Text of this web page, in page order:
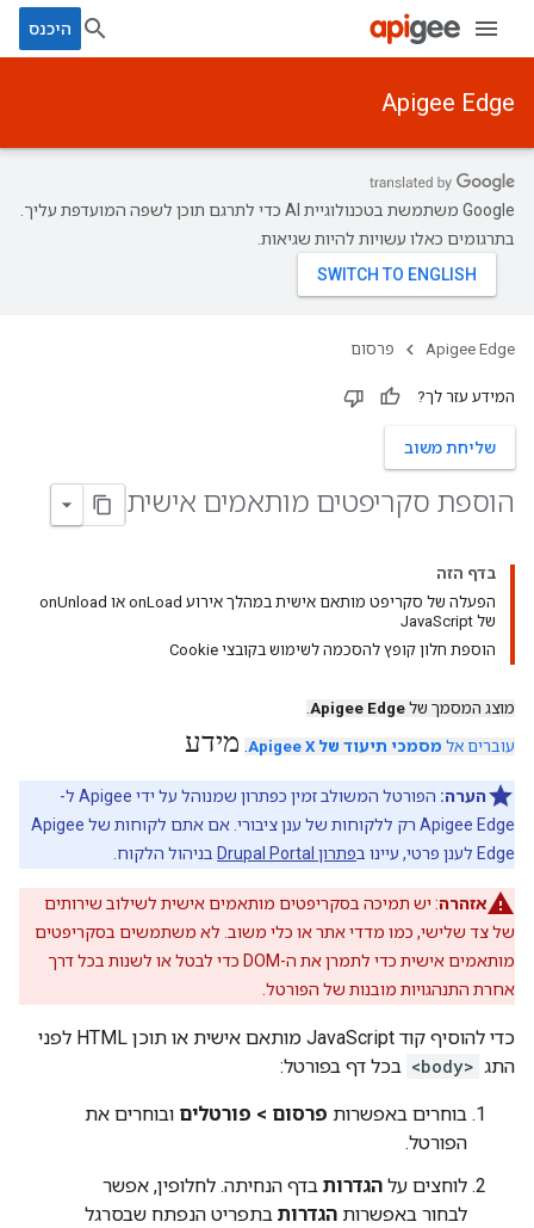
היכנס
Apigee Edge
‫Google משתמשת בטכנולוגיית AI כדי לתרגם תוכן לשפה המועדפת עליך.
בתרגומים כאלו עשויות להיות שגיאות.
Apigee Edge פרסום
המידע עזר לך?
שליחת משוב
הוספת סקריפטים מותאמים אישית
בדף הזה
הפעלה של סקריפט מותאם אישית במהלך אירוע onLoad או onUnload
של JavaScript
הוספת חלון קופץ להסכמה לשימוש בקובצי Cookie
מוצג המסמך של Apigee Edge
.
עוברים אל מסמכי תיעוד של Apigee X . מידע
הערה:
הפורטל המשולב זמין כפתרון שמנוהל על ידי Apigee ל-
Apigee Edge רק ללקוחות של ענן ציבורי. אם אתם לקוחות של Apigee
Edge לענן פרטי, עיינו ב
פתרון Drupal Portal בניהול הלקוח.
אזהרה: יש תמיכה בסקריפטים מותאמים אישית לשילוב שירותים
של צד שלישי, כמו מדדי אתר או כלי משוב. לא משתמשים בסקריפטים
מותאמים אישית כדי לתמרן את ה-DOM כדי לבטל או לשנות בכל דרך
אחרת התנהגויות מובנות של הפורטל.
כדי להוסיף קוד JavaScript מותאם אישית או תוכן HTML לפני
התג <body> בכל דף בפורטל:
בוחרים באפשרות פרסום > פורטלים ובוחרים את
הפורטל.
לוחצים על הגדרות בדף הנחיתה. לחלופין, אפשר
לבחור באפשרות הגדרות בתפריט הנפתח שבסרגל